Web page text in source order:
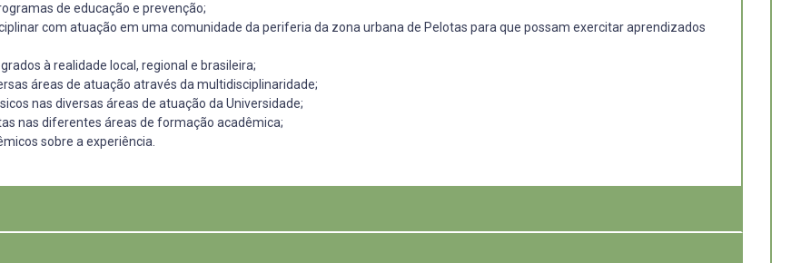
de educação e prevenção;
com atuação em uma comunidade da periferia da zona urbana de Pelotas para que possam exercitar aprendizados
à realidade local, regional e brasileira;
áreas de atuação através da multidisciplinaridade;
nas diversas áreas de atuação da Universidade;
nas diferentes áreas de formação acadêmica;
sobre a experiência.